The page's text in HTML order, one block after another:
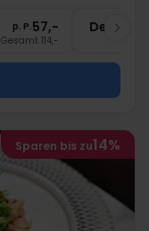
p. P.57,-
Gesamt 114,-
Dez
Sparen bis zu14%